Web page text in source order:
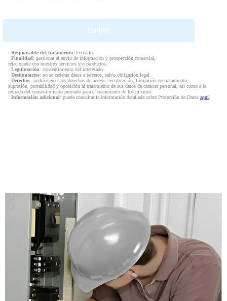
· Responsable del tratamiento: Fervalles
· Finalidad: gestionar el envío de información y prospección comercial,
relacionada con nuestros servicios y/o productos.
· Legitimación: consentimiento del interesado.
· Destinatarios: no se cederán datos a terceros, salvo obligación legal.
· Derechos: podrá ejercer los derechos de acceso, rectificación, limitación de tratamiento,
supresión, portabilidad y oposición al tratamiento de sus datos de carácter personal, así como a la
retirada del consentimiento prestado para el tratamiento de los mismos.
· Información adicional: puede consultar la información detallada sobre Protección de Datos aquí.